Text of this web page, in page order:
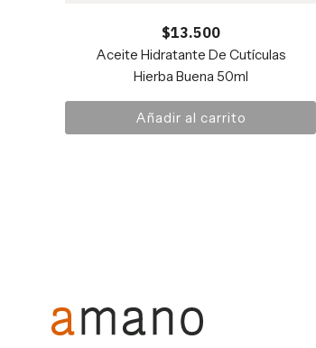
$13.500
Aceite Hidratante De Cutículas
Hierba Buena 50ml
Añadir al carrito